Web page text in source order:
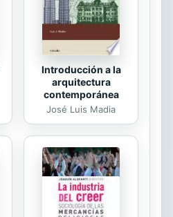
Introducción a la
arquitectura
contemporánea
José Luis Madia